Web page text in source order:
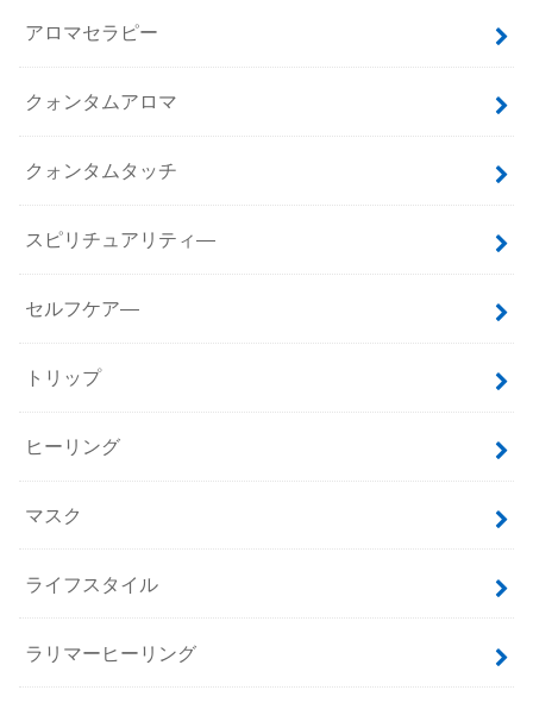
アロマセラピー
クォンタムアロマ
クォンタムタッチ
スピリチュアリティ―
セルフケア―
トリップ
ヒーリング
マスク
ライフスタイル
ラリマーヒーリング